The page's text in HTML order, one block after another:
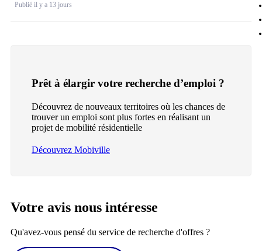
Publié il y a 13 jours
Prêt à élargir votre recherche d’emploi ?
Découvrez de nouveaux territoires où les chances de
trouver un emploi sont plus fortes en réalisant un
projet de mobilité résidentielle
Découvrez Mobiville
Votre avis nous intéresse
Qu'avez-vous pensé du service de recherche d'offres ?